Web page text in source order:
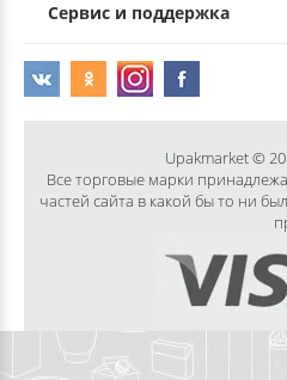
Сервис и поддержка
Upakmarket ©
Все торговые марки
частей сайта в какой бы то ни